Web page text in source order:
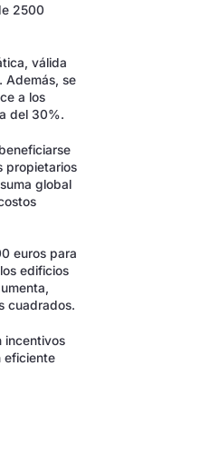
2500
válida
Además, se
a los
del 30%.
propietarios
global
euros para
edificios
cuadrados.
incentivos
eficiente